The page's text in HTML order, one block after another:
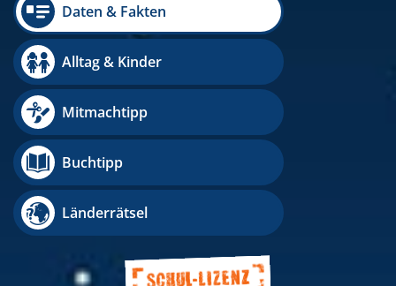
Daten & Fakten
Alltag & Kinder
Mitmachtipp
Buchtipp
Länderrätsel